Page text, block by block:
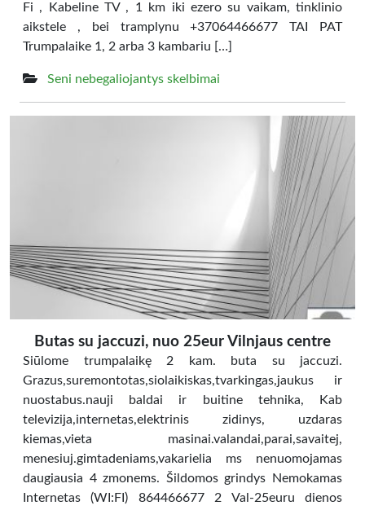
Fi , Kabeline TV , 1 km iki ezero su vaikam, tinklinio
aikstele , bei tramplynu +37064466677 TAI PAT
Trumpalaike 1, 2 arba 3 kambariu […]
Seni nebegaliojantys skelbimai
Butas su jaccuzi, nuo 25eur Vilnjaus centre
Siūlome trumpalaikę 2 kam. buta su jaccuzi.
Grazus,suremontotas,siolaikiskas,tvarkingas,jaukus ir
nuostabus.nauji baldai ir buitine tehnika, Kab
televizija,internetas,elektrinis zidinys, uzdaras
kiemas,vieta masinai.valandai,parai,savaitej,
menesiuj.gimtadeniams,vakarielia ms nenuomojamas
daugiausia 4 zmonems. Šildomos grindys Nemokamas
Internetas (WI:FI) 864466677 2 Val-25euru dienos